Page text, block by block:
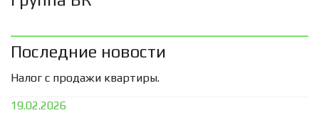
Последние новости
Налог с продажи квартиры.
19.02.2026